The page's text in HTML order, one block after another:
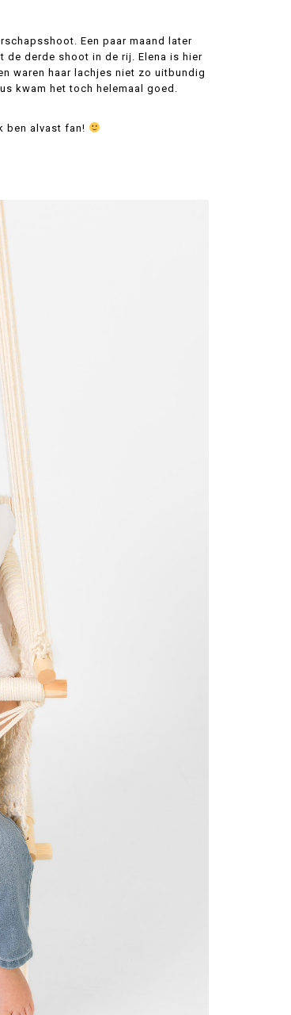
Een paar maand later
de derde shoot in de rij. Elena is hier
waren haar lachjes niet zo uitbundig
kwam het toch helemaal goed.
ben alvast fan!